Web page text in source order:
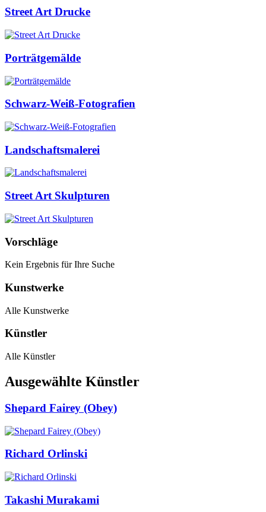
Street Art Drucke
Porträtgemälde
Schwarz-Weiß-Fotografien
Landschaftsmalerei
Street Art Skulpturen
Vorschläge
Kein Ergebnis für Ihre Suche
Kunstwerke
Alle Kunstwerke
Künstler
Alle Künstler
Ausgewählte Künstler
Shepard Fairey (Obey)
Richard Orlinski
Takashi Murakami